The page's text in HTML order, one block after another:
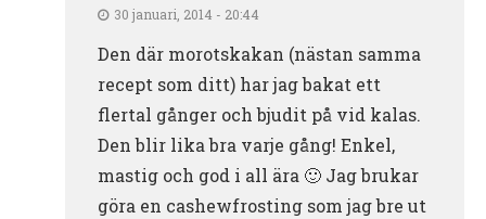
30 januari, 2014 - 20:44
Den där morotskakan (nästan samma
recept som ditt) har jag bakat ett
flertal gånger och bjudit på vid kalas.
Den blir lika bra varje gång! Enkel,
mastig och god i all ära 🙂 Jag brukar
göra en cashewfrosting som jag bre ut